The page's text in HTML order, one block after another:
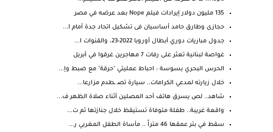
135 مليون دولار إيرادات فيلم Nope بعد عرضه في مصر
حجازى وطارق حامد أساسيان فى تشكيل اتحاد جدة أمام ا...
جدول مباريات دوري أبطال أوروبا 2022-23، والقنوات ا...
غواصة لبنانية تعثر على رفات 7 مهاجرين غرقوا في أبريل
الحرس البحري بسوسة : احباط عمليتي "حرقة" مع ضبط وإ...
خلال زيارته لمدعي الكرامات.. سيارة تصـ ـطدم مزارعا...
شاهد.. لص يسرق هاتف أحد المصلين أثناء صلاة الظهر ف...
واقعة غريبة.. طفلة متوفاة تستيقظ خلال جنازتها ثم ت...
سقط في بئر عمقها 46 متراً .. مأساة الطفل المغربي ر...